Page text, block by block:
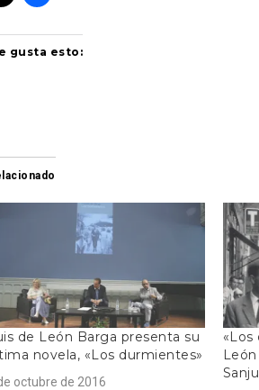
gusta esto:
de León Barga presenta su
novela, «Los durmientes»
octubre de 2016
«Los